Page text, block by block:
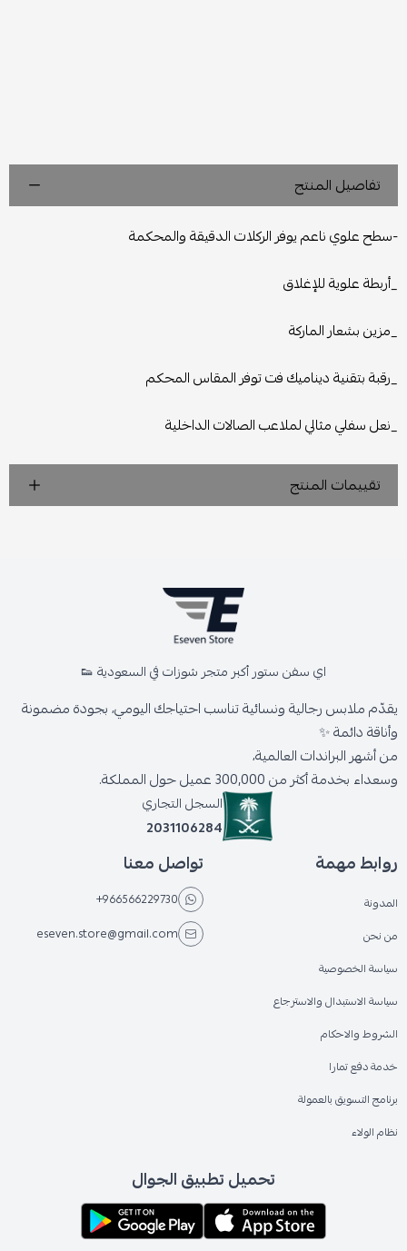
تفاصيل المنتج
-سطح علوي ناعم يوفر الركلات الدقيقة والمحكمة
_أربطة علوية للإغلاق
_مزين بشعار الماركة
_رقبة بتقنية ديناميك فت توفر المقاس المحكم
_نعل سفلي مثالي لملاعب الصالات الداخلية
تقييمات المنتج
اي سفن ستور أكبر متجر شوزات في السعودية 👟
يقدّم ملابس رجالية ونسائية تناسب احتياجك اليومي، بجودة مضمونة
وأناقة دائمة ✨
من أشهر البراندات العالمية،
وسعداء بخدمة أكثر من 300,000 عميل حول المملكة.
السجل التجاري
2031106284
روابط مهمة
المدونة
من نحن
سياسة الخصوصية
سياسة الاستبدال والاسترجاع
الشروط والاحكام
خدمة دفع تمارا
برنامج التسويق بالعمولة
نظام الولاء
تواصل معنا
+966566229730
eseven.store@gmail.com
تحميل تطبيق الجوال